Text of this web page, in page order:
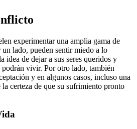
experimentar una amplia gama de
un lado, pueden sentir miedo a lo
idea de dejar a sus seres queridos y
podrán vivir. Por otro lado, también
y en algunos casos, incluso una
certeza de que su sufrimiento pronto